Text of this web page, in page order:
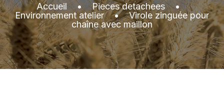
Accueil•Pieces detachees•
Environnement atelier•Virole zinguée pour
chaîne avec maillon